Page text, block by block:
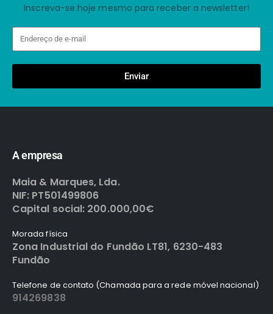
Inscreva-se hoje mesmo para receber a newsletter!
Enviar
A empresa
Maia & Marques, Lda.
NIF: PT501499806
Capital social: 200.000,00€
Morada física
Zona Industrial do Fundão LT81, 6230-483
Fundão
Telefone de contato (Chamada para a rede móvel nacional)
914269838